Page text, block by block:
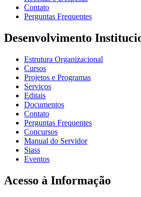
Contato
Perguntas Frequentes
Desenvolvimento
Estrutura Organizacional
Cursos
Projetos e Programas
Serviços
Editais
Documentos
Contato
Perguntas Frequentes
Concursos
Manual do Servidor
Siass
Eventos
Acesso à Informação